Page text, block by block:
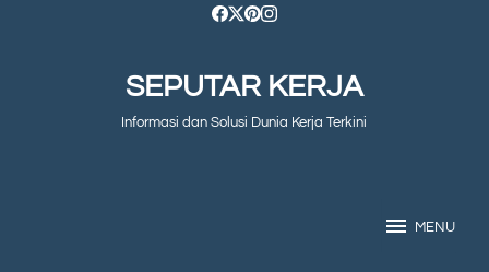
SEPUTAR KERJA
Informasi dan Solusi Dunia Kerja Terkini
MENU